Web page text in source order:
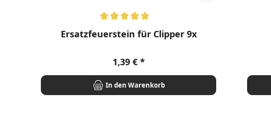
Durchschnittliche Bewertung von 5 von 5 Sternen
Ersatzfeuerstein für Clipper 9x
Regulärer Preis:
1,39 €
In den Warenkorb